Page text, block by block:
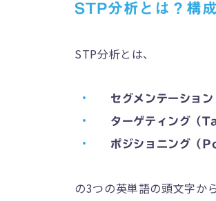
STP分析とは？構
STP分析とは、
セグメンテーショ
ターゲティング（
ポジショニング（
の3つの英単語の頭文字か